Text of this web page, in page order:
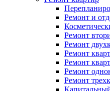
Ремонт и
Ремонт
Ремонт
Ремонт
Ремонт
Ремонт
Ремонт